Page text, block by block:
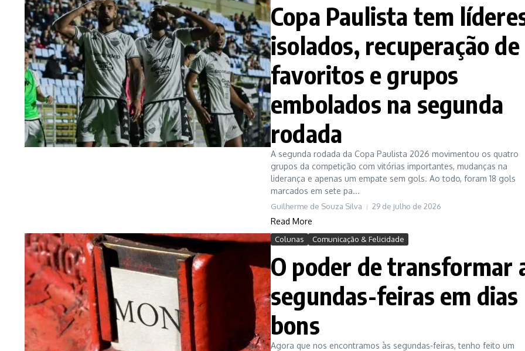
Copa Paulista tem
isolados, recuperação de
favoritos e grupos
embolados na segunda
rodada
A segunda rodada da Copa Paulista 2026 movimentou os quatro
grupos da competição com vitórias importantes, mudanças na
liderança e apenas um empate sem gols. Ao todo, foram 18 gols
marcados em sete pa...
Guilherme de Souza Silva 29 de julho de 2026
Read More
Colunas Comunicação & Felicidade
O poder de transformar
segundas-feiras em dias
bons
Agora que nos encontramos às segundas-feiras, tenho feito um